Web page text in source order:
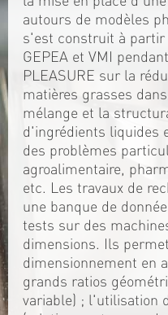
autours de modèles
s'est construit à
GEPEA et VMI
PLEASURE sur la
matières grasses
mélange et la
d'ingrédients liquides
des problèmes
agroalimentaire,
etc. Les travaux de
une banque de
tests sur des
dimensions. Ils
dimensionnement en
grands ratios
variable) ; l'utilisation